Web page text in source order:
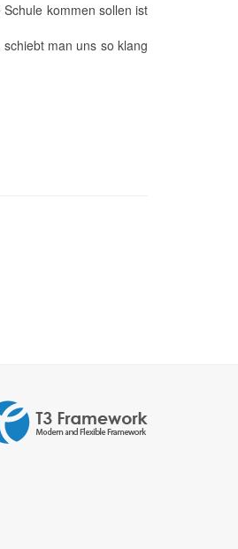
kommen sollen ist
man uns so klang